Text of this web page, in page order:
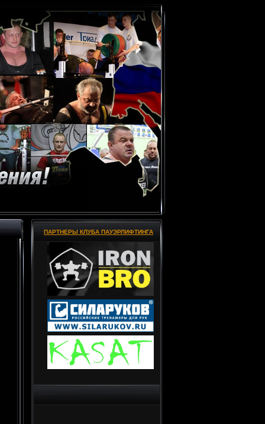
ПАРТНЕРЫ КЛУБА ПАУЭРЛИФТИНГА